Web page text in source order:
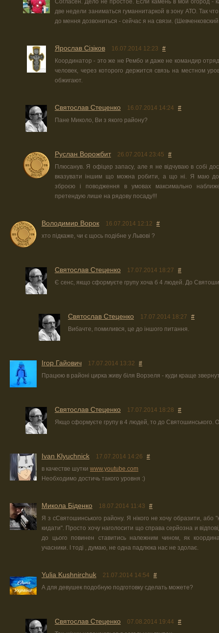
Согласен. Дело не простое. Если камень в мой огород -
две недели заниматься гуманнитаркой в зону АТО. Так
до мення дозвониться - сейчас я на связи.
Ярослав Сізіков 16.07.2014 12:23
#
Координатор - это же не Рембо и даже не командир
человек, через которого держится связь на местном
обжигают.
Святослав Стеценко 16.07.2014 14:24
#
Пане Миколо, Ви з якого району?
Руслан Ворожбит 26.07.2014 23:45
#
Плюсанув. Я офіцер запасу, але я не відчуваю в собі
вказувати іншим що можна робити, а що ні. Я маю
зброєю і поводження в умовах максимально
претендую лише на рядову посаду!!!
Володимир Ворок 16.07.2014 12:12
#
хто підкаже, чи є щось подібне у Львові ?
Святослав Стеценко 17.07.2014 18:27
#
Є сенс, якщо сформуєте групу хоча б 4 людей. До
Святослав Стеценко 17.07.2014 18:27
#
Вибачте, помилився, це до іншого питання.
Ігор Гайович 17.07.2014 13:32
#
Працюю в районі цирка живу біля Ворзеля - куди краще
Святослав Стеценко 17.07.2014 18:28
#
Якщо сформуєте групу в 4 людей, то до Святошинського.
Ivan Klyuchnick 17.07.2014 14:26
#
в качестве шутки www.youtube.com
Необходимо достичь такого уровня :)
Микола Біденко 18.07.2014 11:43
#
Я з сСвятошинського району. Я нікого не хочу образити, або
кидати". Просто хочу наголосити що справа серйозна и
до цього повинен ставитись належним чином, як
учасники. І тоді , думаю, не одна падлюка нас не здолає.
Yulia Kushnirchuk 21.07.2014 14:54
#
А для девушек подобную подготовку сделать можете?
Святослав Стеценко 07.08.2014 19:44
#